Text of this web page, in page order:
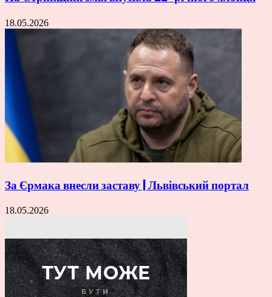
18.05.2026
За Єрмака внесли заставу | Львівський портал
18.05.2026